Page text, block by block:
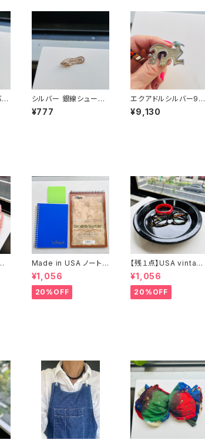
シルバー 銀線シューズ
ブローチ
¥777
エクアドルシルバー925
コンドルブローチ
¥9,130
Made in USA ノート２
冊とおまけ
¥1,056
20%OFF
【残１点】USA vintage
ブラック琺瑯プレート
¥1,056
20%OFF